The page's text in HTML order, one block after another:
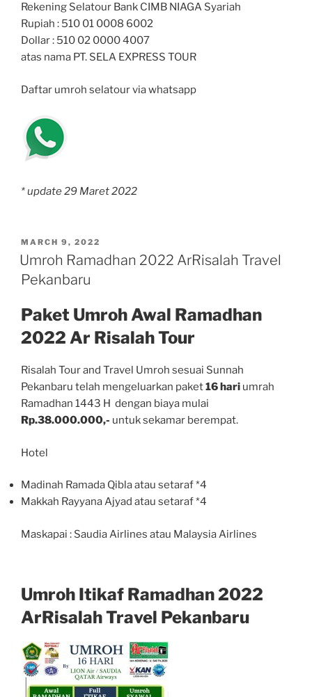
Rekening Selatour Bank CIMB NIAGA Syariah
Rupiah : 510 01 0008 6002
Dollar : 510 02 0000 4007
atas nama PT. SELA EXPRESS TOUR
Daftar umroh selatour via whatsapp
* update 29 Maret 2022
POSTED
ON
MARCH 9, 2022
Umroh Ramadhan 2022 ArRisalah Travel
Pekanbaru
Paket Umroh Awal Ramadhan
2022 Ar Risalah Tour
Risalah Tour and Travel Umroh sesuai Sunnah
Pekanbaru telah mengeluarkan paket16 hari umrah
Ramadhan 1443 H dengan biaya mulai
Rp.38.000.000,- untuk sekamar berempat.
Hotel
Madinah Ramada Qibla atau setaraf *4
Makkah Rayyana Ajyad atau setaraf *4
Maskapai : Saudia Airlines atau Malaysia Airlines
Umroh Itikaf Ramadhan 2022
ArRisalah Travel Pekanbaru